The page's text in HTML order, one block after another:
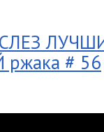
# 56